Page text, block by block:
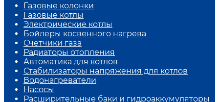
Газовые колонки
Газовые котлы
Электрические котлы
Бойлеры косвенного нагрева
Счетчики газа
Радиаторы отопления
Автоматика для котлов
Стабилизаторы напряжения для котлов
Водонагреватели
Насосы
Расширительные баки и гидроаккумуляторы